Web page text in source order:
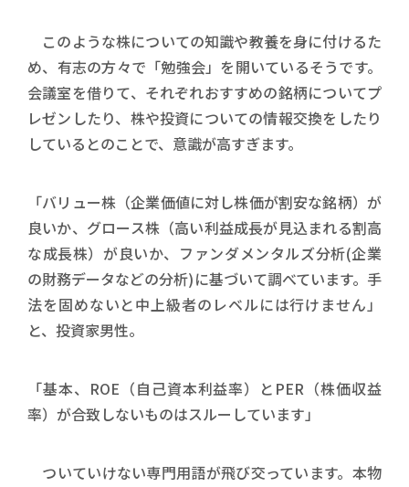
このような株についての知識や教養を身に付けるた
め、有志の方々で「勉強会」を開いているそうです。
会議室を借りて、それぞれおすすめの銘柄についてプ
レゼンしたり、株や投資についての情報交換をしたり
しているとのことで、意識が高すぎます。
「バリュー株（企業価値に対し株価が割安な銘柄）が
良いか、グロース株（高い利益成長が見込まれる割高
な成長株）が良いか、ファンダメンタルズ分析(企業
の財務データなどの分析)に基づいて調べています。手
法を固めないと中上級者のレベルには行けません」
と、投資家男性。
「基本、ROE（自己資本利益率）とPER（株価収益
率）が合致しないものはスルーしています」
ついていけない専門用語が飛び交っています。本物